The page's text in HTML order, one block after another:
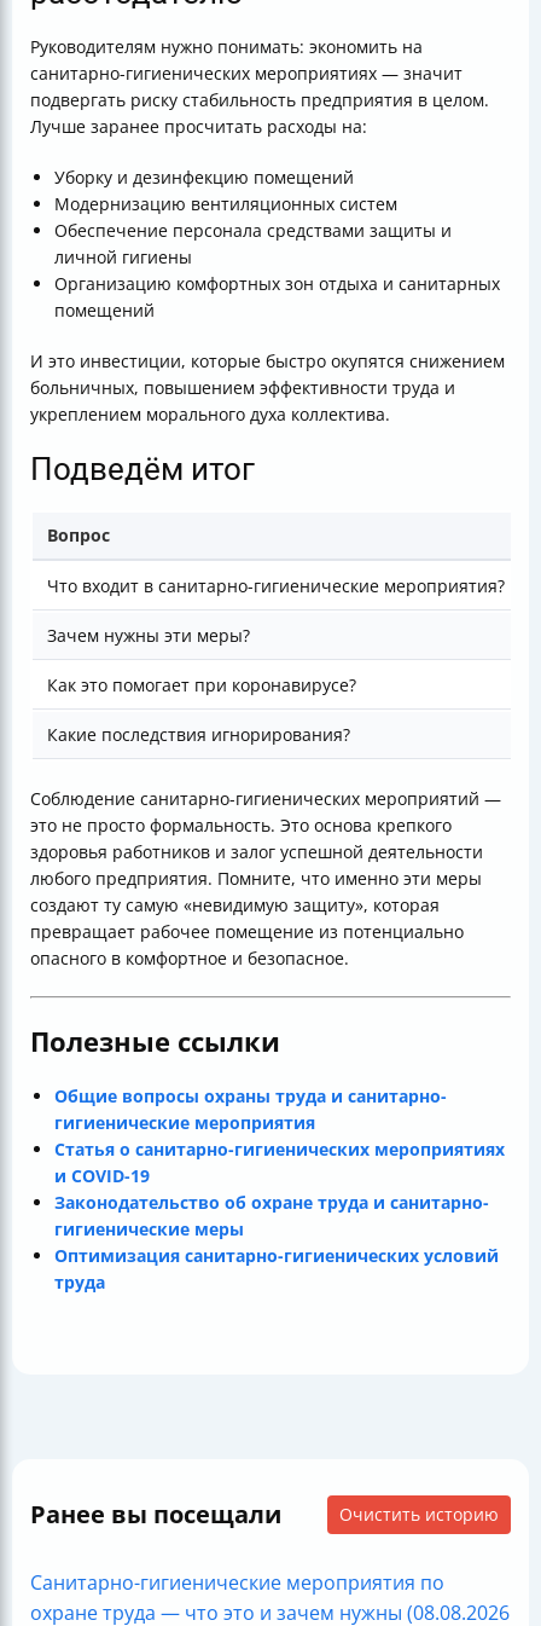
Руководителям нужно понимать: экономить на
санитарно-гигиенических мероприятиях — значит
подвергать риску стабильность предприятия в целом.
Лучше заранее просчитать расходы на:
Уборку и дезинфекцию помещений
Модернизацию вентиляционных систем
Обеспечение персонала средствами защиты и
личной гигиены
Организацию комфортных зон отдыха и санитарных
помещений
И это инвестиции, которые быстро окупятся снижением
больничных, повышением эффективности труда и
укреплением морального духа коллектива.
Подведём итог
Вопрос
Что входит в санитарно-гигиенические мероприятия?
Зачем нужны эти меры?
Как это помогает при коронавирусе?
Какие последствия игнорирования?
Соблюдение санитарно-гигиенических мероприятий —
это не просто формальность. Это основа крепкого
здоровья работников и залог успешной деятельности
любого предприятия. Помните, что именно эти меры
создают ту самую «невидимую защиту», которая
превращает рабочее помещение из потенциально
опасного в комфортное и безопасное.
Полезные ссылки
Общие вопросы охраны труда и санитарно-
гигиенические мероприятия
Статья о санитарно-гигиенических мероприятиях
и COVID-19
Законодательство об охране труда и санитарно-
гигиенические меры
Оптимизация санитарно-гигиенических условий
труда
Ранее вы посещали Очистить историю
Санитарно-гигиенические мероприятия по
охране труда — что это и зачем нужны (08.08.2026